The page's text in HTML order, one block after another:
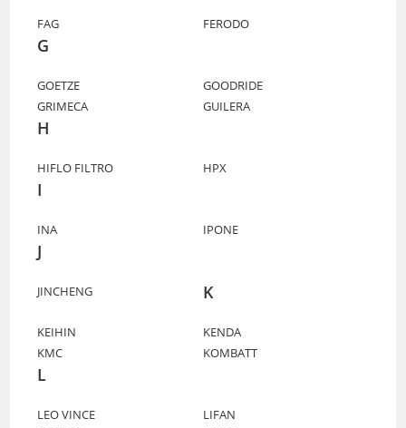
FAG FERODO
G
GOETZE
GOODRIDE
GRIMECA
GUILERA
H
HIFLO FILTRO HPX
I
INA IPONE
J
JINCHENG K
KEIHIN
KENDA
KMC
KOMBATT
L
LEO VINCE
LIFAN